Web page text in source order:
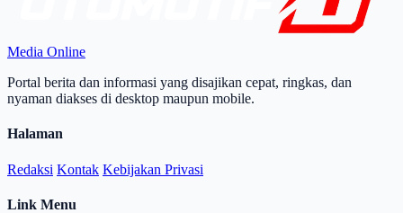
Media Online
Portal berita dan informasi yang disajikan cepat, ringkas, dan
nyaman diakses di desktop maupun mobile.
Halaman
Redaksi Kontak Kebijakan Privasi
Link Menu